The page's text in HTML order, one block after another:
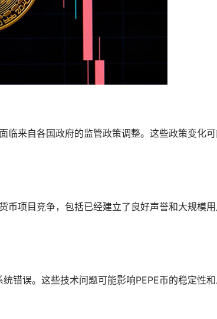
临来自各国政府的监管政策调整。这些政策变化
币项目竞争，包括已经建立了良好声誉和大规模
错误。这些技术问题可能影响PEPE币的稳定性